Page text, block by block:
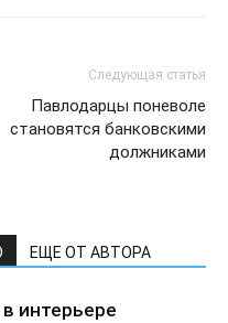
Следующая статья
Павлодарцы поневоле
становятся банковскими
должниками
ЕЩЕ ОТ АВТОРА
интерьере